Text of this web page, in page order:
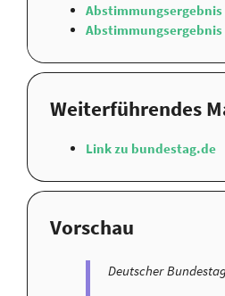
Abstimmungsergebnis
Abstimmungsergebnis
Weiterführendes
Link zu bundestag.de
Vorschau
Deutscher